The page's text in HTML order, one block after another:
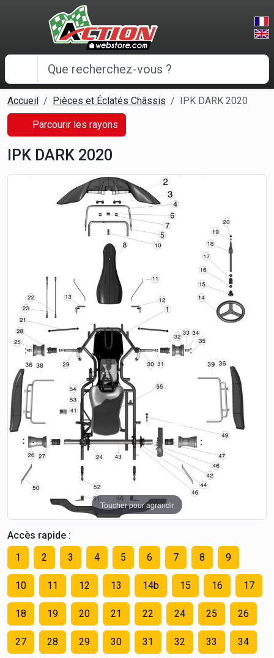
Panneau de gestion des cookies
Accueil Pièces et Éclatés Châssis IPK DARK 2020
Parcourir les rayons
IPK DARK 2020
Toucher pour agrandir
Accès rapide :
1
2 3 4 5 6 7 8 9
10 11 12 13 14b 15 16 17
18 19 20 21 22 24 25 26
27 28 29 30 31 32 33 34